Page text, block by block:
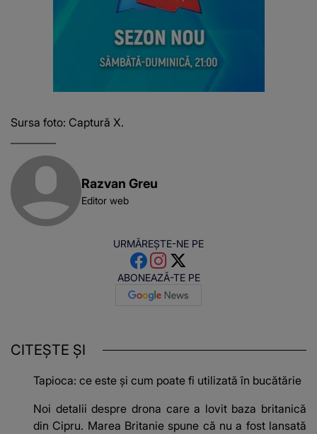
Sursa foto: Captură X.
Razvan Greu
Editor web
URMĂREȘTE-NE PE
ABONEAZĂ-TE PE
CITEȘTE ȘI
Tapioca: ce este și cum poate fi utilizată în bucătărie
Noi detalii despre drona care a lovit baza britanică
din Cipru. Marea Britanie spune că nu a fost lansată